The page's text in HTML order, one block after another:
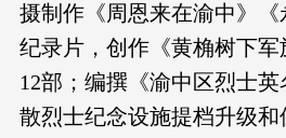
摄制作《周恩来在渝中》
纪录片，创作《黄桷树下
12部；编撰《渝中区烈士
散烈士纪念设施提档升级